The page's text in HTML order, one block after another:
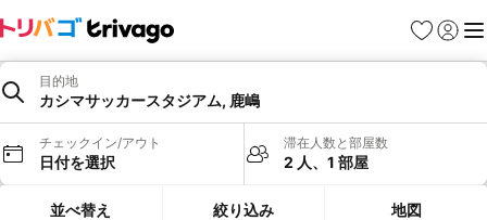
お気に入り
ログイ
メ
目的地
カシマサッカースタジアム, 鹿嶋
チェックイン/アウト
日付を選択
滞在人数と部屋数
2 人、1 部屋
並べ替え 絞り込み 地図